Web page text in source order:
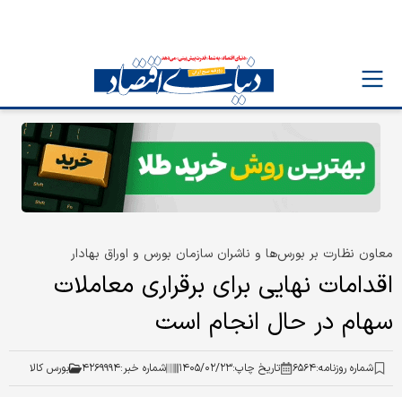
معاون نظارت بر بورس‌ها و ناشران سازمان بورس و اوراق بهادار
اقدامات نهایی برای برقراری معاملات
سهام در حال انجام است
شماره روزنامه:۶۵۶۴ تاریخ چاپ:۱۴۰۵/۰۲/۲۳ شماره خبر:۴۲۶۹۹۹۴ بورس کالا